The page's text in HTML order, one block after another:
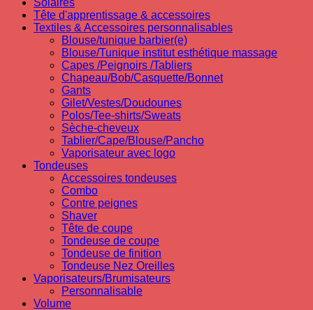
Solaires
Tête d'apprentissage & accessoires
Textiles & Accessoires personnalisables
Blouse/tunique barbier(e)
Blouse/Tunique institut esthétique massage
Capes /Peignoirs /Tabliers
Chapeau/Bob/Casquette/Bonnet
Gants
Gilet/Vestes/Doudounes
Polos/Tee-shirts/Sweats
Sèche-cheveux
Tablier/Cape/Blouse/Pancho
Vaporisateur avec logo
Tondeuses
Accessoires tondeuses
Combo
Contre peignes
Shaver
Tête de coupe
Tondeuse de coupe
Tondeuse de finition
Tondeuse Nez Oreilles
Vaporisateurs/Brumisateurs
Personnalisable
Volume